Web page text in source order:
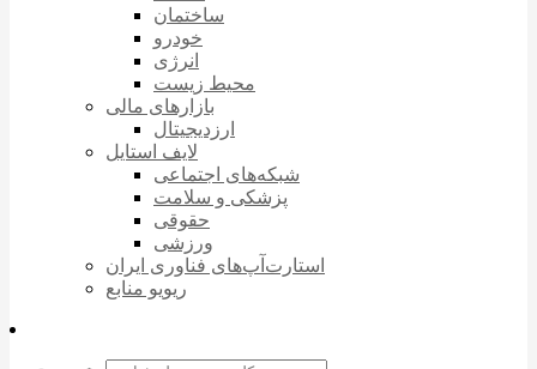
ساختمان
خودرو
انرژی
محیط زیست
بازارهای مالی
ارزدیجیتال
لایف استایل
شبکه‌های اجتماعی
پزشکی و سلامت
حقوقی
ورزشی
استارت‌آپ‌های فناوری ایران
ریویو منابع